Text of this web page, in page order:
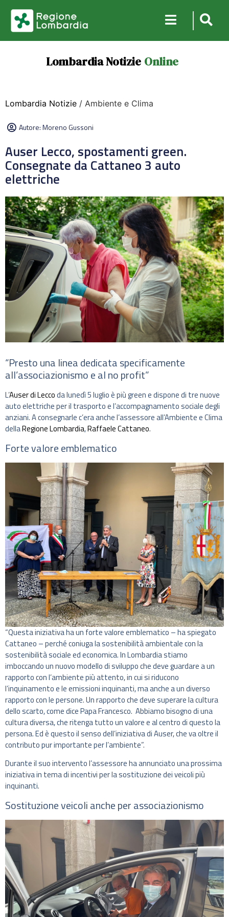
Lombardia Notizie Online
Lombardia Notizie / Ambiente e Clima
Autore:Moreno Gussoni
Auser Lecco, spostamenti green.
Consegnate da Cattaneo 3 auto
elettriche
“Presto una linea dedicata specificamente
all’associazionismo e al no profit”
L’Auser di Leccoda lunedì 5 luglio è più green e dispone di tre nuove
auto elettriche per il trasporto e l’accompagnamento sociale degli
anziani. A consegnarle c’era anche l’assessore all’Ambiente e Clima
dellaRegione Lombardia,Raffaele Cattaneo.
Forte valore emblematico
“Questa iniziativa ha un forte valore emblematico – ha spiegato
Cattaneo – perché coniuga la sostenibilità ambientale con la
sostenibilità sociale ed economica. In Lombardia stiamo
imboccando un nuovo modello di sviluppo che deve guardare a un
rapporto con l’ambiente più attento, in cui si riducono
l’inquinamento e le emissioni inquinanti, ma anche a un diverso
rapporto con le persone. Un rapporto che deve superare la cultura
dello scarto, come dice Papa Francesco. Abbiamo bisogno di una
cultura diversa, che ritenga tutto un valore e al centro di questo la
persona. Ed è questo il senso dell’iniziativa di Auser, che va oltre il
contributo pur importante per l’ambiente”.
Durante il suo intervento l’assessore ha annunciato una prossima
iniziativa in tema di incentivi per la sostituzione dei veicoli più
inquinanti.
Sostituzione veicoli anche per associazionismo